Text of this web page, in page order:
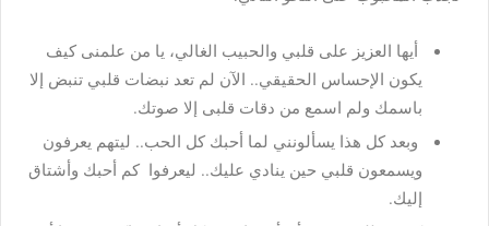
أيها العزيز على قلبي والحبيب الغالي، يا من علمنى كيف
يكون الإحساس الحقيقي.. الآن لم تعد نبضات قلبي تنبض إلا
باسمك ولم اسمع من دقات قلبى إلا صوتك.
وبعد كل هذا يسألونني لما أحبك كل الحب.. ليتهم يعرفون
ويسمعون قلبي حين ينادي عليك.. ليعرفوا كم أحبك وأشتاق
إليك.